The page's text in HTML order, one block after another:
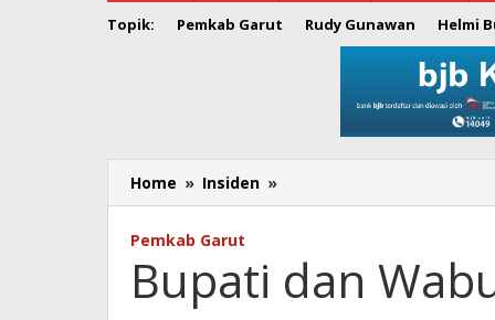
Topik: Pemkab Garut Rudy Gunawan Helmi
Home » Insiden »
dan
Terjun
Langsung
Pemkab Garut
Bupati dan